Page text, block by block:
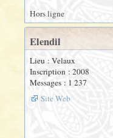
Hors ligne
Elendil
Lieu : Velaux
Inscription : 2008
Messages : 1 237
Site Web